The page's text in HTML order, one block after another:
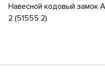
Навесной кодовый замок
2 (51555 2)